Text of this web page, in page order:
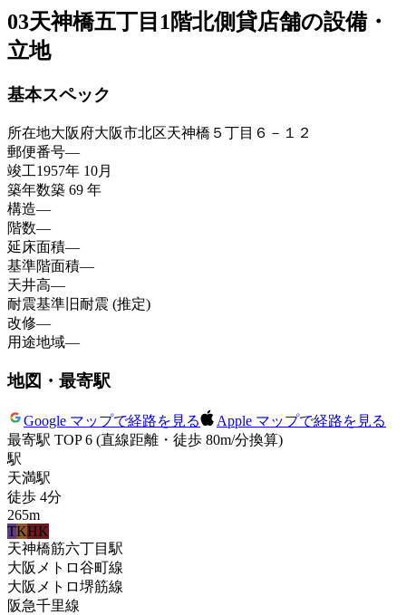
03天神橋五丁目1階北側貸店舗の設備・
立地
基本スペック
所在地大阪府大阪市北区天神橋５丁目６－１２
郵便番号—
竣工1957年 10月
築年数築 69 年
構造—
階数—
延床面積—
基準階面積—
天井高—
耐震基準 旧耐震 (推定)
改修—
用途地域—
地図・最寄駅
Google マップで経路を見る
Apple マップで経路を見る
最寄駅 TOP 6 (直線距離・徒歩 80m/分換算)
駅
天満駅
徒歩 4分
265m
TKHK
天神橋筋六丁目 駅
大阪メトロ谷町線
大阪メトロ堺筋線
阪急千里線